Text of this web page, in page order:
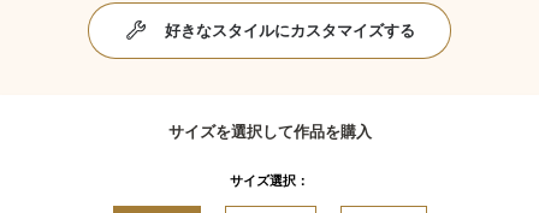
好きなスタイルにカスタマイズする
サイズを選択して作品を購入
サイズ選択：